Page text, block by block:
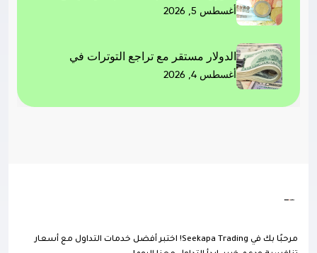
أغسطس 5, 2026
الدولار مستقر مع تراجع التوترات في
أغسطس 4, 2026
مرحبًا بك في Seekapa Trading! اختبر أفضل خدمات التداول مع أسعار